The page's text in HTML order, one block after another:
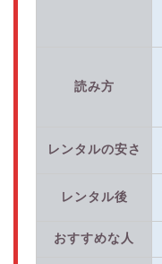
読み方
レンタルの安さ
レンタル後
おすすめな人